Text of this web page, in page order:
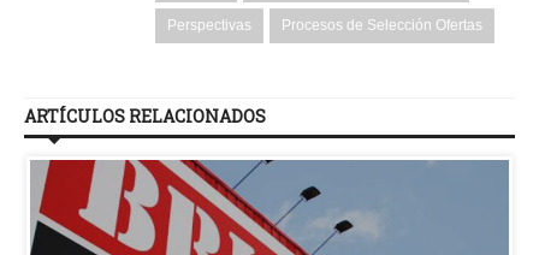
Perspectivas Procesos de Selección Ofertas
ARTÍCULOS RELACIONADOS